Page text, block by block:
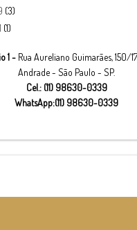
(3)
(1)
1 -Rua Aureliano Guimarães, 150/
Andrade - São Paulo - SP.
Cel.: (11) 98630-0339
WhatsApp:(11) 98630-0339